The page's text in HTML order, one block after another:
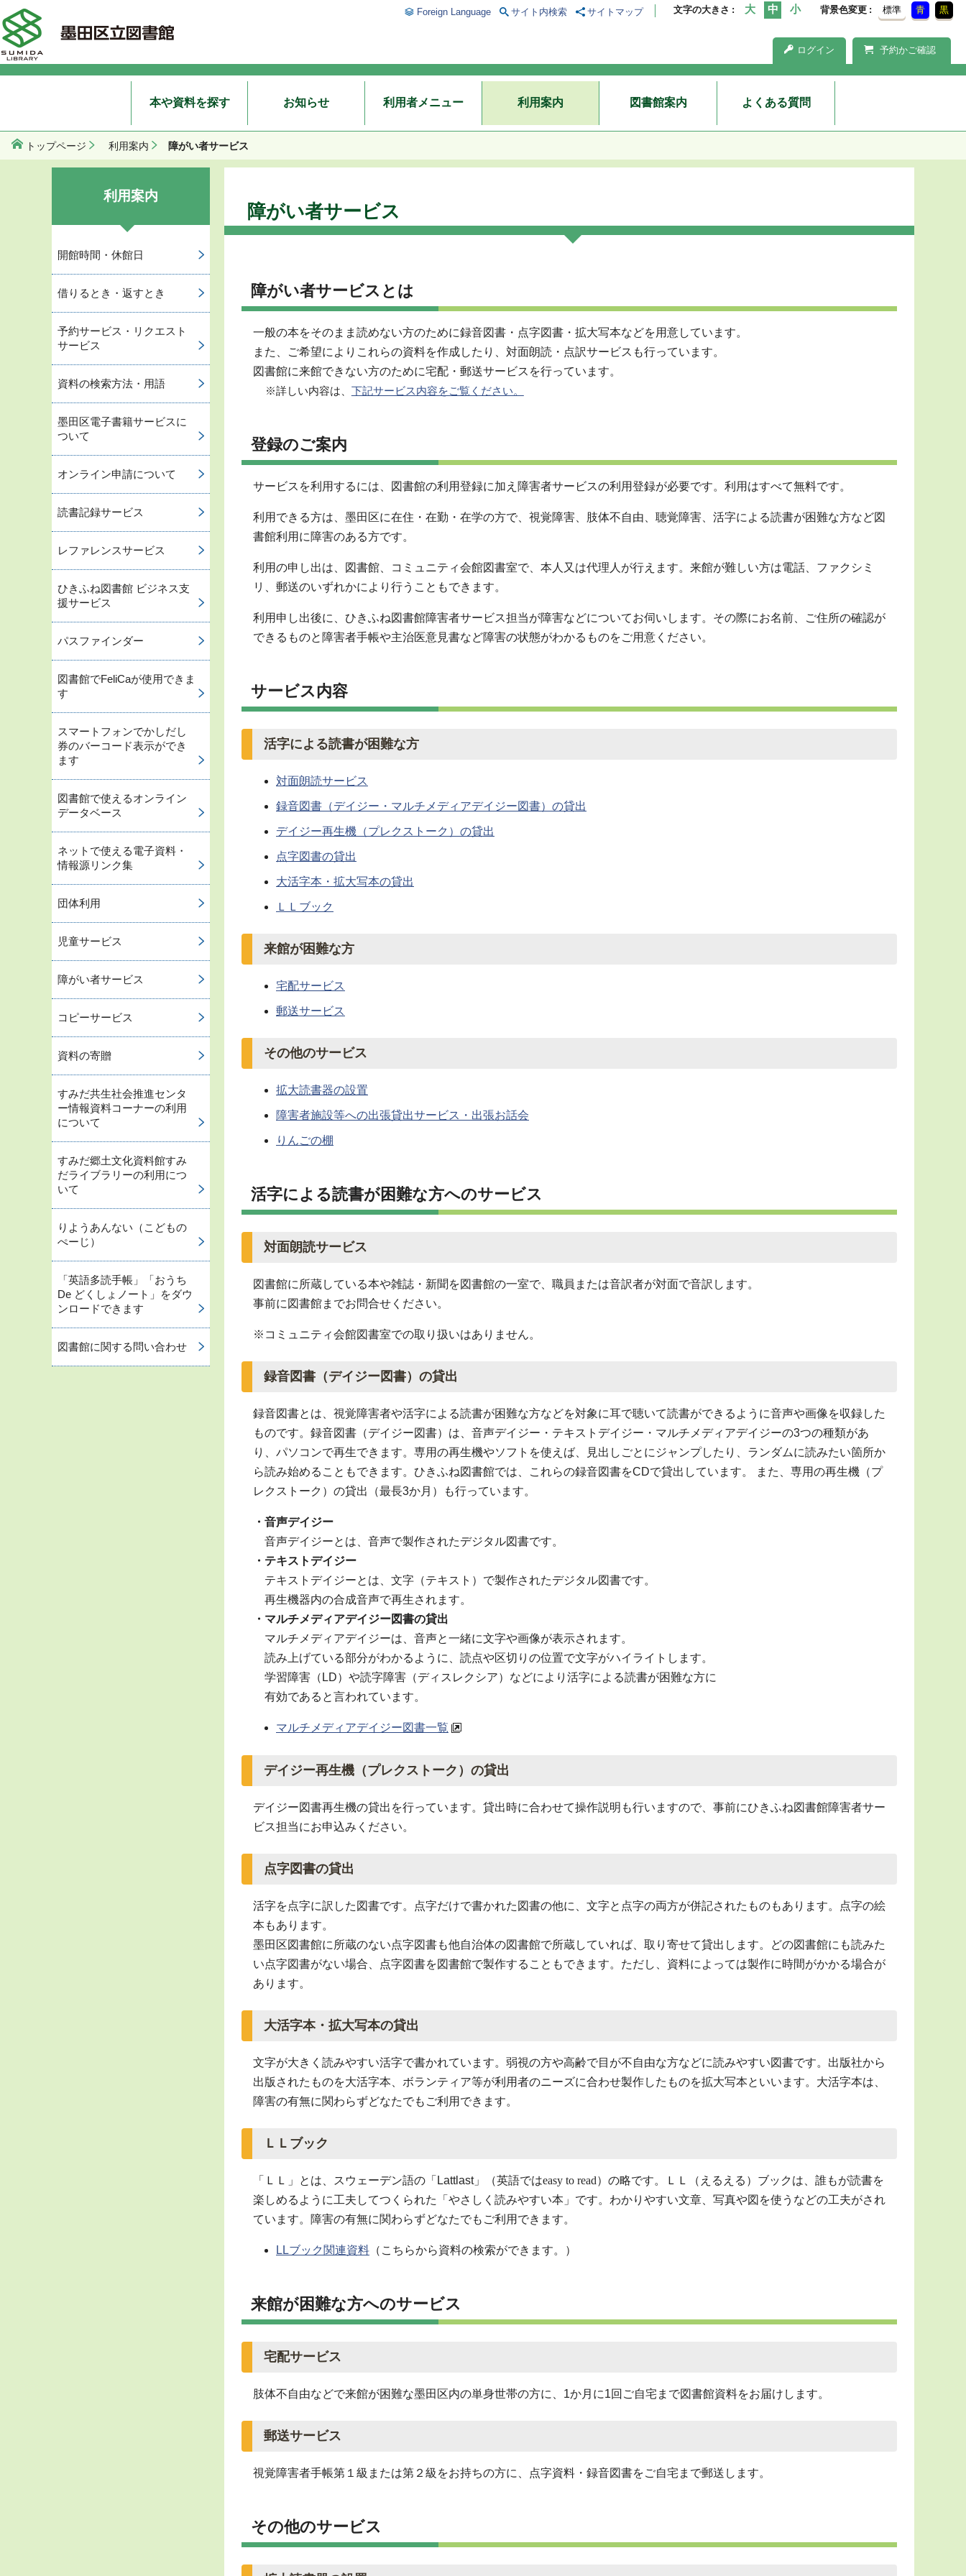
文字の大きさ 背景色変更 標準 青 黒
ログイン 予約かご確認
Foreign Language サイト内検索 サイトマップ
本や資料を探す お知らせ 利用者メニュー 利用案内 図書館案内 よくある質問
トップページ 利用案内 障がい者サービス
障がい者サービス
障がい者サービスとは
一般の本をそのまま読めない方のために録音図書・点字図書・拡大写本などを用意しています。
また、ご希望によりこれらの資料を作成したり、対面朗読・点訳サービスも行っています。
図書館に来館できない方のために宅配・郵送サービスを行っています。
※詳しい内容は、 下記サービス内容をご覧ください。
登録のご案内
サービスを利用するには、図書館の利用登録に加え障害者サービスの利用登録が必要です。利用はすべて無料です。
利用できる方は、墨田区に在住・在勤・在学の方で、視覚障害、肢体不自由、聴覚障害、活字による読書が困難な方など図
書館利用に障害のある方です。
利用の申し出は、図書館、コミュニティ会館図書室で、本人又は代理人が行えます。来館が難しい方は電話、ファクシミ
リ、郵送のいずれかにより行うこともできます。
利用申し出後に、ひきふね図書館障害者サービス担当が障害などについてお伺いします。その際にお名前、ご住所の確認が
できるものと障害者手帳や主治医意見書など障害の状態がわかるものをご用意ください。
サービス内容
活字による読書が困難な方
対面朗読サービス
録音図書（デイジー・マルチメディアデイジー図書）の貸出
デイジー再生機（プレクストーク）の貸出
点字図書の貸出
大活字本・拡大写本の貸出
ＬＬブック
来館が困難な方
宅配サービス
郵送サービス
その他のサービス
拡大読書器の設置
障害者施設等への出張貸出サービス・出張お話会
りんごの棚
活字による読書が困難な方へのサービス
対面朗読サービス
図書館に所蔵している本や雑誌・新聞を図書館の一室で、職員または音訳者が対面で音訳します。
事前に図書館までお問合せください。
※コミュニティ会館図書室での取り扱いはありません。
録音図書（デイジー図書）の貸出
録音図書とは、視覚障害者や活字による読書が困難な方などを対象に耳で聴いて読書ができるように音声や画像を収録した
ものです。録音図書（デイジー図書）は、音声デイジー・テキストデイジー・マルチメディアデイジーの3つの種類があ
り、パソコンで再生できます。専用の再生機やソフトを使えば、見出しごとにジャンプしたり、ランダムに読みたい箇所か
ら読み始めることもできます。ひきふね図書館では、これらの録音図書をCDで貸出しています。 また、専用の再生機（プ
レクストーク）の貸出（最長3か月）も行っています。
・音声デイジー
音声デイジーとは、音声で製作されたデジタル図書です。
・テキストデイジー
テキストデイジーとは、文字（テキスト）で製作されたデジタル図書です。
再生機器内の合成音声で再生されます。
・マルチメディアデイジー図書の貸出
マルチメディアデイジーは、音声と一緒に文字や画像が表示されます。
読み上げている部分がわかるように、読点や区切りの位置で文字がハイライトします。
学習障害（LD）や読字障害（ディスレクシア）などにより活字による読書が困難な方​​​​​に
有効であると言われています。
マルチメディアデイジー図書一覧
デイジー再生機（プレクストーク）の貸出
デイジー図書再生機の貸出を行っています。貸出時に合わせて操作説明も行いますので、事前にひきふね図書館障害者サー
ビス担当にお申込みください。
点字図書の貸出
活字を点字に訳した図書です。点字だけで書かれた図書の他に、文字と点字の両方が併記されたものもあります。点字の絵
本もあります。
墨田区図書館に所蔵のない点字図書も他自治体の図書館で所蔵していれば、取り寄せて貸出します。どの図書館にも読みた
い点字図書がない場合、点字図書を図書館で製作することもできます。ただし、資料によっては製作に時間がかかる場合が
あります。
大活字本・拡大写本の貸出
文字が大きく読みやすい活字で書かれています。弱視の方や高齢で目が不自由な方などに読みやすい図書です。出版社から
出版されたものを大活字本、ボランティア等が利用者のニーズに合わせ製作したものを拡大写本といいます。大活字本は、
障害の有無に関わらずどなたでもご利用できます。
ＬＬブック
「ＬＬ」とは、スウェーデン語の「 Lattlast」（英語ではeasy to read）の略です。ＬＬ（えるえる）ブックは、誰もが読書を
楽しめるように工夫してつくられた「やさしく読みやすい本」です。わかりやすい文章、写真や図を使うなどの工夫がされ
ています。 障害の有無に関わらずどなたでもご利用できます。
LLブック関連資料 （こちらから資料の検索ができます。）
来館が困難な方へのサービス
宅配サービス
肢体不自由などで来館が困難な墨田区内の単身世帯の方に、1か月に1回ご自宅まで図書館資料をお届けします。
郵送サービス
視覚障害者手帳第１級または第２級をお持ちの方に、点字資料・録音図書をご自宅まで郵送します。
その他のサービス
利用案内
開館時間・休館日
借りるとき・返すとき
予約サービス・リクエスト
サービス
資料の検索方法・用語
墨田区電子書籍サービスに
ついて
オンライン申請について
読書記録サービス
レファレンスサービス
ひきふね図書館 ビジネス支
援サービス
パスファインダー
図書館でFeliCaが使用できま
す
スマートフォンでかしだし
券のバーコード表示ができ
ます
図書館で使えるオンライン
データベース
ネットで使える電子資料・
情報源リンク集
団体利用
児童サービス
障がい者サービス
コピーサービス
資料の寄贈
すみだ共生社会推進センタ
ー情報資料コーナーの利用
について
すみだ郷土文化資料館すみ
だライブラリーの利用につ
いて
りようあんない（こどもの
ぺーじ）
「英語多読手帳」「おうち
De どくしょノート」をダウ
ンロードできます
図書館に関する問い合わせ